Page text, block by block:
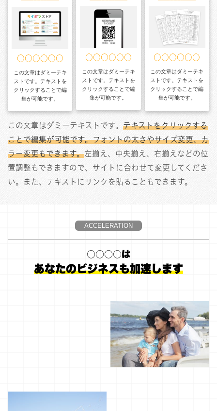
○○○○○○
この文章はダミーテキ
ストです。テキストを
クリックすることで編
集が可能です。
○○○○○○
この文章はダミーテキ
ストです。テキストを
クリックすることで編
集が可能です。
○○○○○○
この文章はダミーテキ
ストです。テキストを
クリックすることで編
集が可能です。
この文章はダミーテキストです。 テキストをクリックする
ことで編集が可能です。フォントの太さやサイズ変更、カ
ラー変更もできます。左揃え、中央揃え、右揃えなどの位
置調整もできますので、サイトに合わせて変更してくださ
い。また、テキストにリンクを貼ることもできます。
ACCELERATION
○○○○は
あなたのビジネスも加速します